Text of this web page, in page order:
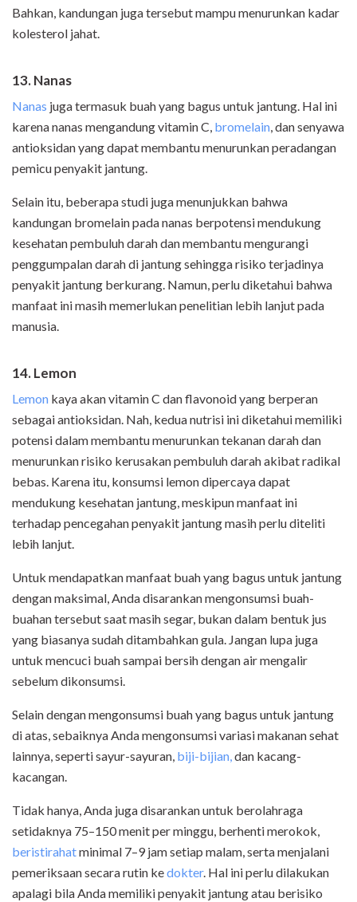
Bahkan, kandungan juga tersebut mampu menurunkan kadar
kolesterol jahat.
13. Nanas
Nanas juga termasuk buah yang bagus untuk jantung. Hal ini
karena nanas mengandung vitamin C, bromelain , dan senyawa
antioksidan yang dapat membantu menurunkan peradangan
pemicu penyakit jantung.
Selain itu, beberapa studi juga menunjukkan bahwa
kandungan bromelain pada nanas berpotensi mendukung
kesehatan pembuluh darah dan membantu mengurangi
penggumpalan darah di jantung sehingga risiko terjadinya
penyakit jantung berkurang. Namun, perlu diketahui bahwa
manfaat ini masih memerlukan penelitian lebih lanjut pada
manusia.
14. Lemon
Lemon kaya akan vitamin C dan flavonoid yang berperan
sebagai antioksidan. Nah, kedua nutrisi ini diketahui memiliki
potensi dalam membantu menurunkan tekanan darah dan
menurunkan risiko kerusakan pembuluh darah akibat radikal
bebas. Karena itu, konsumsi lemon dipercaya dapat
mendukung kesehatan jantung, meskipun manfaat ini
terhadap pencegahan penyakit jantung masih perlu diteliti
lebih lanjut.
Untuk mendapatkan manfaat buah yang bagus untuk jantung
dengan maksimal, Anda disarankan mengonsumsi buah-
buahan tersebut saat masih segar, bukan dalam bentuk jus
yang biasanya sudah ditambahkan gula. Jangan lupa juga
untuk mencuci buah sampai bersih dengan air mengalir
sebelum dikonsumsi.
Selain dengan mengonsumsi buah yang bagus untuk jantung
di atas, sebaiknya Anda mengonsumsi variasi makanan sehat
lainnya, seperti sayur-sayuran, biji-bijian, dan kacang-
kacangan.
Tidak hanya, Anda juga disarankan untuk berolahraga
setidaknya 75–150 menit per minggu, berhenti merokok,
beristirahatminimal 7–9 jam setiap malam, serta menjalani
pemeriksaan secara rutin kedokter. Hal ini perlu dilakukan
apalagi bila Anda memiliki penyakit jantung atau berisiko